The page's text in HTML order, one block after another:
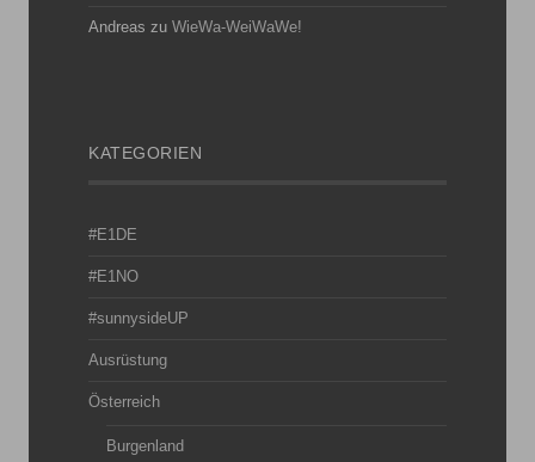
Andreas zu WieWa-WeiWaWe!
KATEGORIEN
#E1DE
#E1NO
#sunnysideUP
Ausrüstung
Österreich
Burgenland